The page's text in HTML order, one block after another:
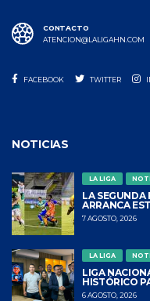
CONTACTO
ATENCION@LALIGAHN.COM
FACEBOOK TWITTER
NOTICIAS
LA LIGA
LA
ARRANCA
7 AGOSTO, 2026
LA LIGA
LIGA
HISTÓRICO
6 AGOSTO, 2026